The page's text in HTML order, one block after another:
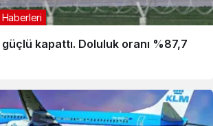
kapattı. Doluluk oranı %87,7
Haberleri